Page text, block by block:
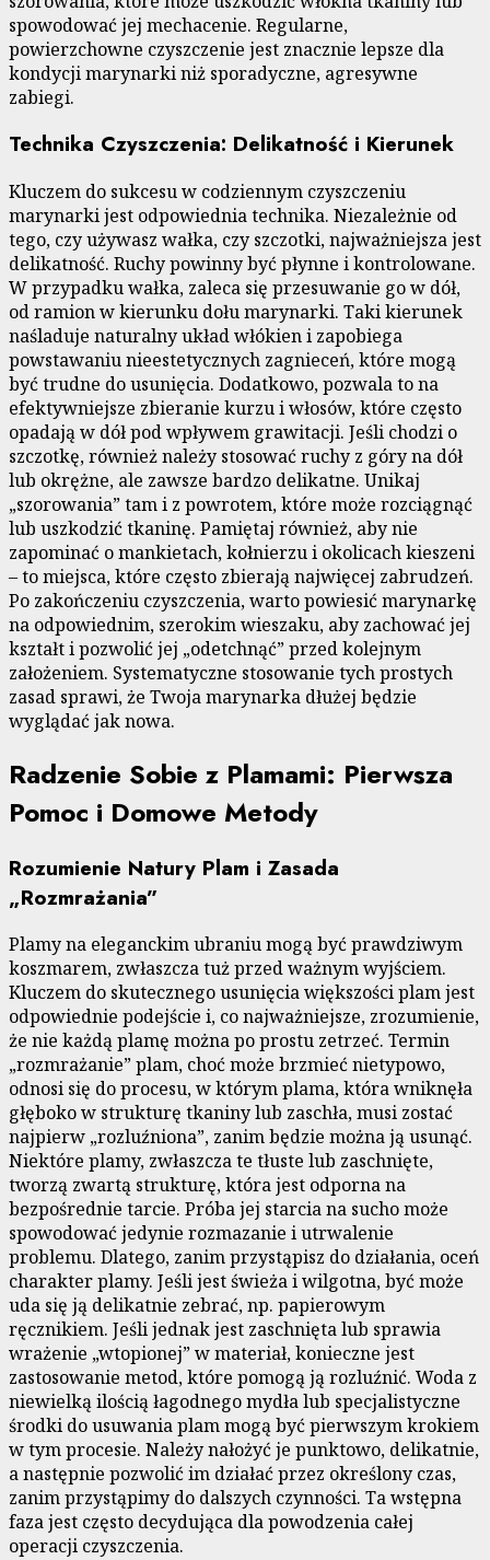
spowodować jej mechacenie. Regularne,
powierzchowne czyszczenie jest znacznie lepsze dla
kondycji marynarki niż sporadyczne, agresywne
zabiegi.
Technika Czyszczenia: Delikatność i Kierunek
Kluczem do sukcesu w codziennym czyszczeniu
marynarki jest odpowiednia technika. Niezależnie od
tego, czy używasz wałka, czy szczotki, najważniejsza jest
delikatność. Ruchy powinny być płynne i kontrolowane.
W przypadku wałka, zaleca się przesuwanie go w dół,
od ramion w kierunku dołu marynarki. Taki kierunek
naśladuje naturalny układ włókien i zapobiega
powstawaniu nieestetycznych zagnieceń, które mogą
być trudne do usunięcia. Dodatkowo, pozwala to na
efektywniejsze zbieranie kurzu i włosów, które często
opadają w dół pod wpływem grawitacji. Jeśli chodzi o
szczotkę, również należy stosować ruchy z góry na dół
lub okrężne, ale zawsze bardzo delikatne. Unikaj
„szorowania” tam i z powrotem, które może rozciągnąć
lub uszkodzić tkaninę. Pamiętaj również, aby nie
zapominać o mankietach, kołnierzu i okolicach kieszeni
– to miejsca, które często zbierają najwięcej zabrudzeń.
Po zakończeniu czyszczenia, warto powiesić marynarkę
na odpowiednim, szerokim wieszaku, aby zachować jej
kształt i pozwolić jej „odetchnąć” przed kolejnym
założeniem. Systematyczne stosowanie tych prostych
zasad sprawi, że Twoja marynarka dłużej będzie
wyglądać jak nowa.
Radzenie Sobie z Plamami: Pierwsza
Pomoc i Domowe Metody
Rozumienie Natury Plam i Zasada
„Rozmrażania”
Plamy na eleganckim ubraniu mogą być prawdziwym
koszmarem, zwłaszcza tuż przed ważnym wyjściem.
Kluczem do skutecznego usunięcia większości plam jest
odpowiednie podejście i, co najważniejsze, zrozumienie,
że nie każdą plamę można po prostu zetrzeć. Termin
„rozmrażanie” plam, choć może brzmieć nietypowo,
odnosi się do procesu, w którym plama, która wniknęła
głęboko w strukturę tkaniny lub zaschła, musi zostać
najpierw „rozluźniona”, zanim będzie można ją usunąć.
Niektóre plamy, zwłaszcza te tłuste lub zaschnięte,
tworzą zwartą strukturę, która jest odporna na
bezpośrednie tarcie. Próba jej starcia na sucho może
spowodować jedynie rozmazanie i utrwalenie
problemu. Dlatego, zanim przystąpisz do działania, oceń
charakter plamy. Jeśli jest świeża i wilgotna, być może
uda się ją delikatnie zebrać, np. papierowym
ręcznikiem. Jeśli jednak jest zaschnięta lub sprawia
wrażenie „wtopionej” w materiał, konieczne jest
zastosowanie metod, które pomogą ją rozluźnić. Woda z
niewielką ilością łagodnego mydła lub specjalistyczne
środki do usuwania plam mogą być pierwszym krokiem
w tym procesie. Należy nałożyć je punktowo, delikatnie,
a następnie pozwolić im działać przez określony czas,
zanim przystąpimy do dalszych czynności. Ta wstępna
faza jest często decydująca dla powodzenia całej
operacji czyszczenia.